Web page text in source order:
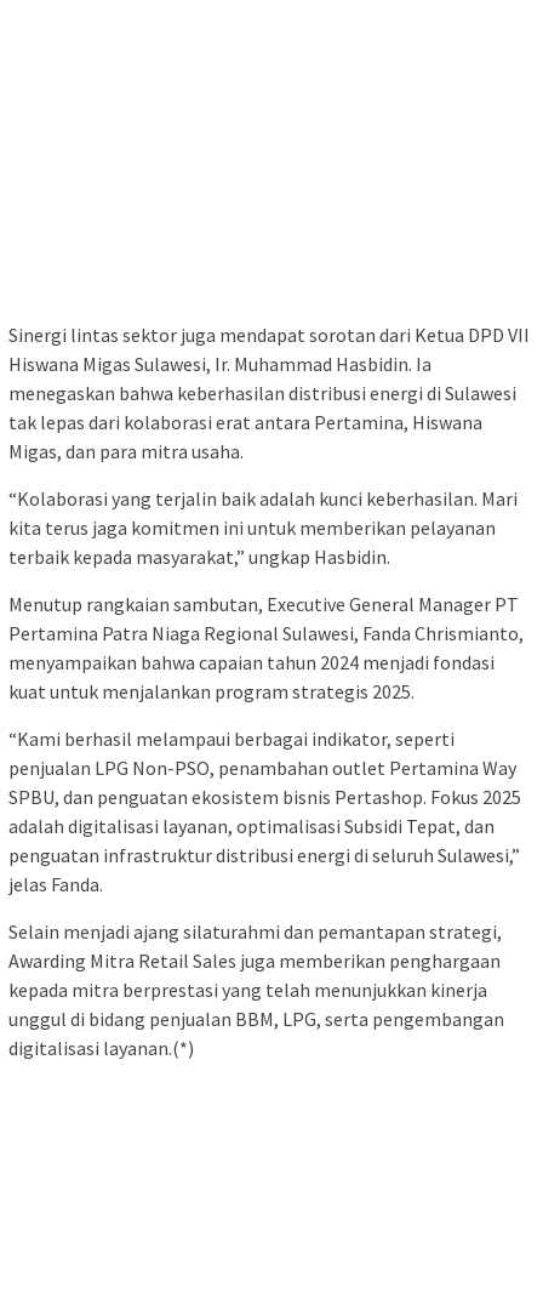
Sinergi lintas sektor juga mendapat sorotan dari Ketua DPD VII
Hiswana Migas Sulawesi, Ir. Muhammad Hasbidin. Ia
menegaskan bahwa keberhasilan distribusi energi di Sulawesi
tak lepas dari kolaborasi erat antara Pertamina, Hiswana
Migas, dan para mitra usaha.
“Kolaborasi yang terjalin baik adalah kunci keberhasilan. Mari
kita terus jaga komitmen ini untuk memberikan pelayanan
terbaik kepada masyarakat,” ungkap Hasbidin.
Menutup rangkaian sambutan, Executive General Manager PT
Pertamina Patra Niaga Regional Sulawesi, Fanda Chrismianto,
menyampaikan bahwa capaian tahun 2024 menjadi fondasi
kuat untuk menjalankan program strategis 2025.
“Kami berhasil melampaui berbagai indikator, seperti
penjualan LPG Non-PSO, penambahan outlet Pertamina Way
SPBU, dan penguatan ekosistem bisnis Pertashop. Fokus 2025
adalah digitalisasi layanan, optimalisasi Subsidi Tepat, dan
penguatan infrastruktur distribusi energi di seluruh Sulawesi,”
jelas Fanda.
Selain menjadi ajang silaturahmi dan pemantapan strategi,
Awarding Mitra Retail Sales juga memberikan penghargaan
kepada mitra berprestasi yang telah menunjukkan kinerja
unggul di bidang penjualan BBM, LPG, serta pengembangan
digitalisasi layanan.(*)